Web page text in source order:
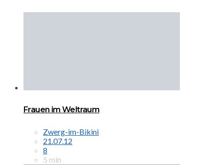
Frauen im Weltraum
Zwerg-im-Bikini
21.07.12
8
5 min